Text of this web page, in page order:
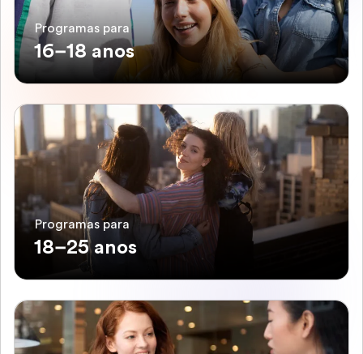
Programas para
16–18 anos
Programas para
18–25 anos